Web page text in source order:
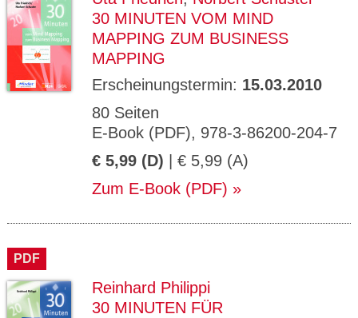
30 MINUTEN VOM MIND
MAPPING ZUM BUSINESS
MAPPING
Erscheinungstermin: 15.03.2010
80 Seiten
E-Book (PDF), 978-3-86200-204-7
€ 5,99 (D) | € 5,99 (A)
Zum E-Book (PDF)
PDF
Reinhard Philippi
30 MINUTEN FÜR